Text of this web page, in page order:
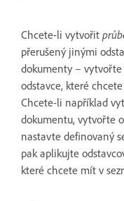
Chcete-li vytvořit
přerušený jinými
dokumenty –
odstavce, které
Chcete-li například
dokumentu, vytvořte
nastavte definovaný
pak aplikujte
které chcete mít v